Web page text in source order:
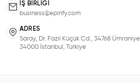
İŞ BIRLIĞI
business@epinfy.com
ADRES
Saray, Dr. Fazıl Küçük Cd., 34768 Ümraniye
34000 İstanbul, Türkiye